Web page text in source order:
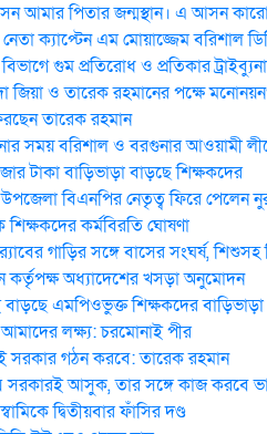
আমার পিতার জন্মস্থান। এ আসন কারো
ক্যাপ্টেন এম মোয়াজ্জেম বরিশাল
গুম প্রতিরোধ ও প্রতিকার
জিয়া ও তারেক রহমানের পক্ষে
তারেক রহমান
সময় ব‌রিশাল ও বরগুনার আওয়ামী
টাকা বাড়িভাড়া বাড়ছে শিক্ষকদের
বিএনপির নেতৃত্ব ফিরে পেলেন
কর্মবিরতি ঘোষণা
গাড়ির সঙ্গে বাসের সংঘর্ষ,
কর্তৃপক্ষ অধ্যাদেশের খসড়া অনুমোদন
এমপিওভুক্ত শিক্ষকদের বাড়িভাড়া
লক্ষ্য: চরমোনাই পীর
সরকার গঠন করবে: তা‌রেক রহমান
সরকারই আসুক, তার সঙ্গে কাজ করবে
দ্বিতীয়বার ফাঁসির দণ্ড